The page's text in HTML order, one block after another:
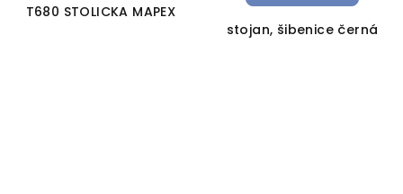
T680 STOLICKA MAPEX
stojan, šibenice černá